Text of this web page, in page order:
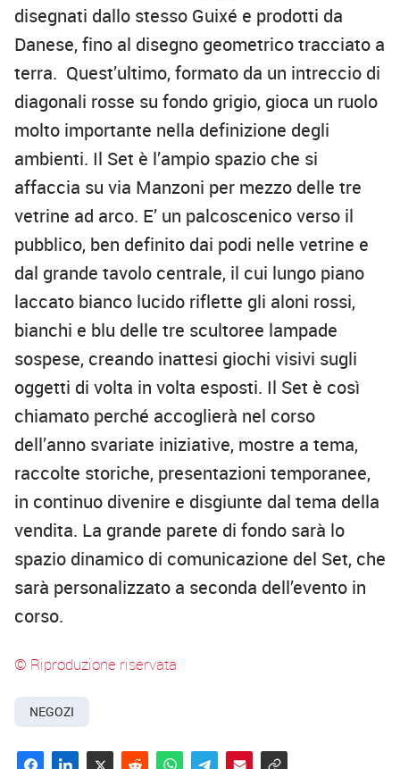
disegnati dallo stesso Guixé e prodotti da
Danese, fino al disegno geometrico tracciato a
terra. Quest’ultimo, formato da un intreccio di
diagonali rosse su fondo grigio, gioca un ruolo
molto importante nella definizione degli
ambienti. Il Set è l’ampio spazio che si
affaccia su via Manzoni per mezzo delle tre
vetrine ad arco. E’ un palcoscenico verso il
pubblico, ben definito dai podi nelle vetrine e
dal grande tavolo centrale, il cui lungo piano
laccato bianco lucido riflette gli aloni rossi,
bianchi e blu delle tre scultoree lampade
sospese, creando inattesi giochi visivi sugli
oggetti di volta in volta esposti. Il Set è così
chiamato perché accoglierà nel corso
dell’anno svariate iniziative, mostre a tema,
raccolte storiche, presentazioni temporanee,
in continuo divenire e disgiunte dal tema della
vendita. La grande parete di fondo sarà lo
spazio dinamico di comunicazione del Set, che
sarà personalizzato a seconda dell’evento in
corso.
© Riproduzione riservata
NEGOZI